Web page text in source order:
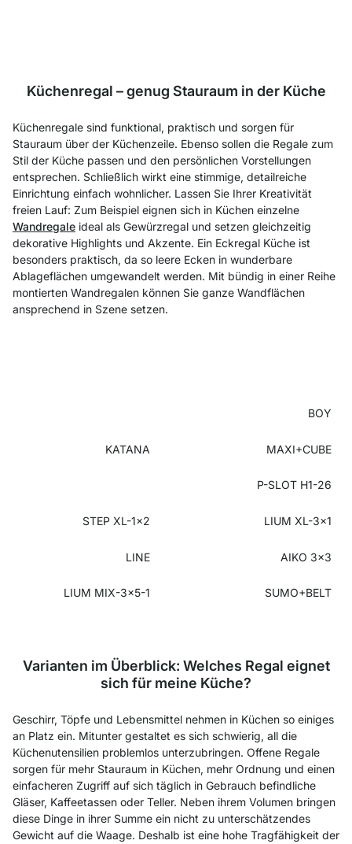
Küchenregal – genug Stauraum in der Küche
Küchenregale sind funktional, praktisch und sorgen für
Stauraum über der Küchenzeile. Ebenso sollen die Regale zum
Stil der Küche passen und den persönlichen Vorstellungen
entsprechen. Schließlich wirkt eine stimmige, detailreiche
Einrichtung einfach wohnlicher. Lassen Sie Ihrer Kreativität
freien Lauf: Zum Beispiel eignen sich in Küchen einzelne
Wandregale ideal als Gewürzregal und setzen gleichzeitig
dekorative Highlights und Akzente. Ein Eckregal Küche ist
besonders praktisch, da so leere Ecken in wunderbare
Ablageflächen umgewandelt werden. Mit bündig in einer Reihe
montierten Wandregalen können Sie ganze Wandflächen
ansprechend in Szene setzen.
BOY
KATANA MAXI+CUBE
P-SLOT H1-26
STEP XL-1x2 LIUM XL-3x1
LINE AIKO 3x3
LIUM MIX-3x5-1 SUMO+BELT
Varianten im Überblick: Welches Regal eignet
sich für meine Küche?
Geschirr, Töpfe und Lebensmittel nehmen in Küchen so einiges
an Platz ein. Mitunter gestaltet es sich schwierig, all die
Küchenutensilien problemlos unterzubringen. Offene Regale
sorgen für mehr Stauraum in Küchen, mehr Ordnung und einen
einfacheren Zugriff auf sich täglich in Gebrauch befindliche
Gläser, Kaffeetassen oder Teller. Neben ihrem Volumen bringen
diese Dinge in ihrer Summe ein nicht zu unterschätzendes
Gewicht auf die Waage. Deshalb ist eine hohe Tragfähigkeit der